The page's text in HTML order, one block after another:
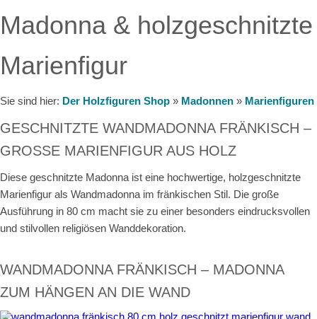
Madonna & holzgeschnitzte
Marienfigur
Sie sind hier: Der Holzfiguren Shop » Madonnen » Marienfiguren
GESCHNITZTE WANDMADONNA FRÄNKISCH –
GROSSE MARIENFIGUR AUS HOLZ
Diese geschnitzte Madonna ist eine hochwertige, holzgeschnitzte
Marienfigur als Wandmadonna im fränkischen Stil. Die große
Ausführung in 80 cm macht sie zu einer besonders eindrucksvollen
und stilvollen religiösen Wanddekoration.
WANDMADONNA FRÄNKISCH – MADONNA
ZUM HÄNGEN AN DIE WAND